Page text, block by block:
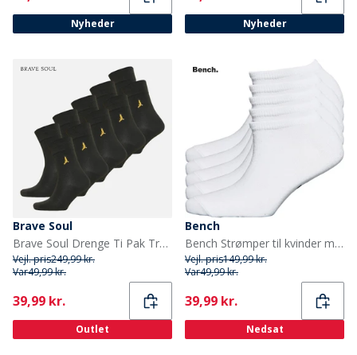
Nyheder Nyheder
Brave Soul
Brave Soul Drenge Ti Pak Trænings Sokker Sort
Vejl. pris249,99 kr.
Var49,99 kr.
Current
39,99 kr.
Outlet
Bench
Bench Strømper til kvinder med perler, 5-pak, hvide
Vejl. pris149,99 kr.
Var49,99 kr.
Current
39,99 kr.
Nedsat